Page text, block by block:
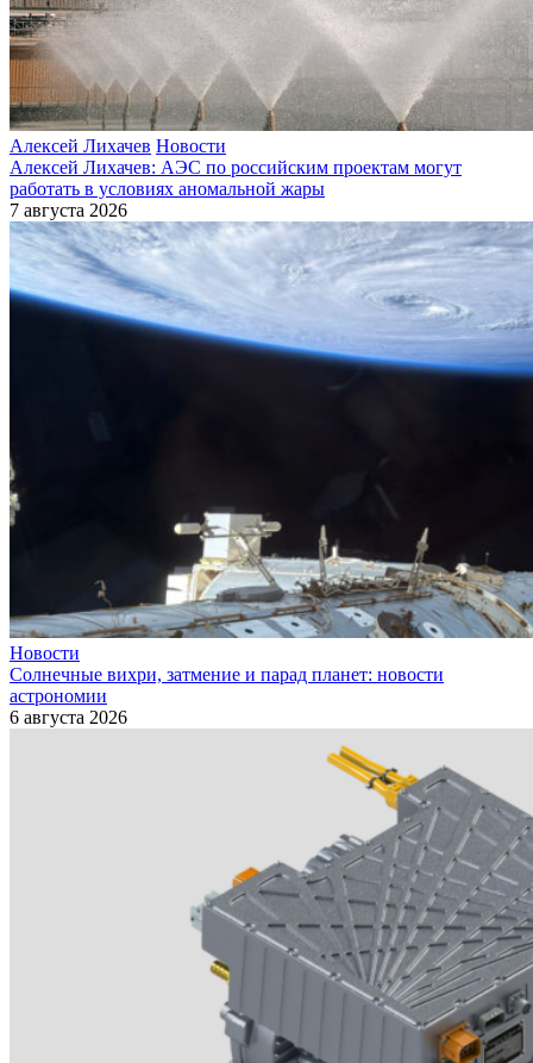
Алексей Лихачев Новости
Алексей Лихачев: АЭС по российским проектам могут
работать в условиях аномальной жары
7 августа 2026
Новости
Солнечные вихри, затмение и парад планет: новости
астрономии
6 августа 2026